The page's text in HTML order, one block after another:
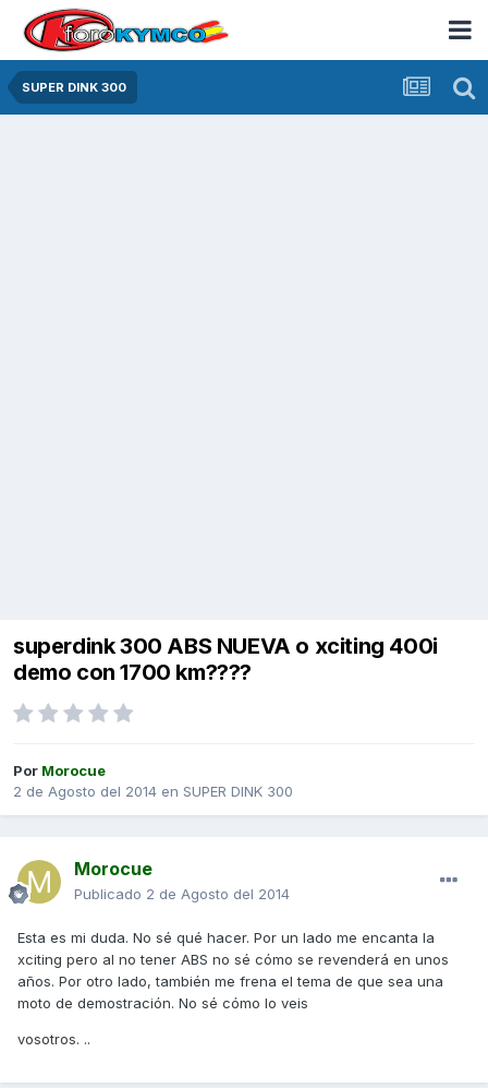
SUPER DINK 300
superdink 300 ABS NUEVA o xciting 400i
demo con 1700 km????
Por Morocue
2 de Agosto del 2014 en SUPER DINK 300
Morocue
Publicado 2 de Agosto del 2014
Esta es mi duda. No sé qué hacer. Por un lado me encanta la
xciting pero al no tener ABS no sé cómo se revenderá en unos
años. Por otro lado, también me frena el tema de que sea una
moto de demostración. No sé cómo lo veis
vosotros. ..